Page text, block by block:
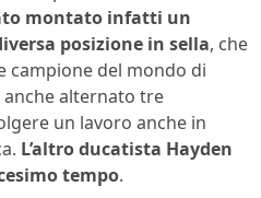
montato infatti un
posizione in sella, che
campione del mondo di
anche alternato tre
un lavoro anche in
L’altro ducatista Hayden
tempo.